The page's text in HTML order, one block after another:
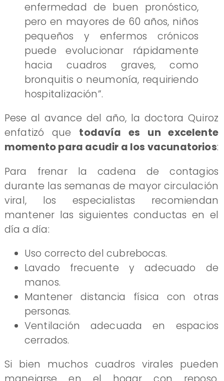
enfermedad de buen pronóstico,
pero en mayores de 60 años, niños
pequeños y enfermos crónicos
puede evolucionar rápidamente
hacia cuadros graves, como
bronquitis o neumonía, requiriendo
hospitalización”.
Pese al avance del año, la doctora Quiroz
enfatizó que todavía es un excelente
momento para acudir a los vacunatorios:
Para frenar la cadena de contagios
durante las semanas de mayor circulación
viral, los especialistas recomiendan
mantener las siguientes conductas en el
día a día:
Uso correcto del cubrebocas.
Lavado frecuente y adecuado de
manos.
Mantener distancia física con otras
personas.
Ventilación adecuada en espacios
cerrados.
Si bien muchos cuadros virales pueden